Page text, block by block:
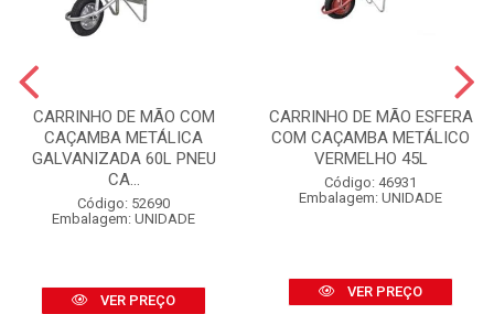
CARRINHO DE MÃO COM
CAÇAMBA METÁLICA
GALVANIZADA 60L PNEU
CA...
Código: 52690
Embalagem: UNIDADE
VER PREÇO
CARRINHO DE MÃO ESFERA
COM CAÇAMBA METÁLICO
VERMELHO 45L
Código: 46931
Embalagem: UNIDADE
VER PREÇO